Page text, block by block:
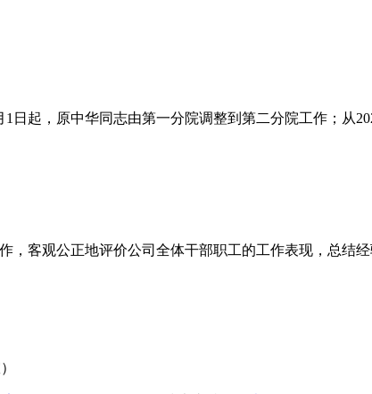
起，原中华同志由第一分院调整到第二分院工作；从
，客观公正地评价公司全体干部职工的工作表现，总结